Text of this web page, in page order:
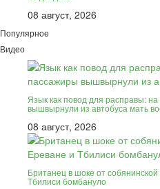
08 август, 2026
Популярное
Видео
Язык как повод для расправы:
вышвырнули из автобуса мать
08 август, 2026
Британец в шоке от
Тбилиси бомбануло